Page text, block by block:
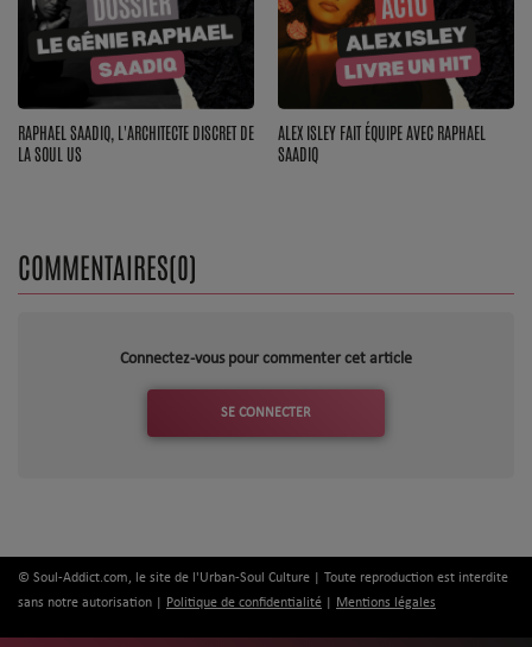
T'Chat
L'équipe Soul Addict
Dossier de Presse
RAPHAEL SAADIQ, L'ARCHITECTE DISCRET DE
LA SOUL US
ALEX ISLEY FAIT ÉQUIPE AVEC RAPHAEL
SAADIQ
COMMENTAIRES(0)
Connectez-vous pour commenter cet article
SE CONNECTER
© Soul-Addict.com, le site de l'Urban-Soul Culture | Toute reproduction est interdite
sans notre autorisation |
Politique de confidentialité Mentions légales